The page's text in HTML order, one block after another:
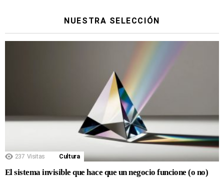
NUESTRA SELECCIÓN
237 Visitas Cultura
El sistema invisible que hace que un negocio funcione (o no)